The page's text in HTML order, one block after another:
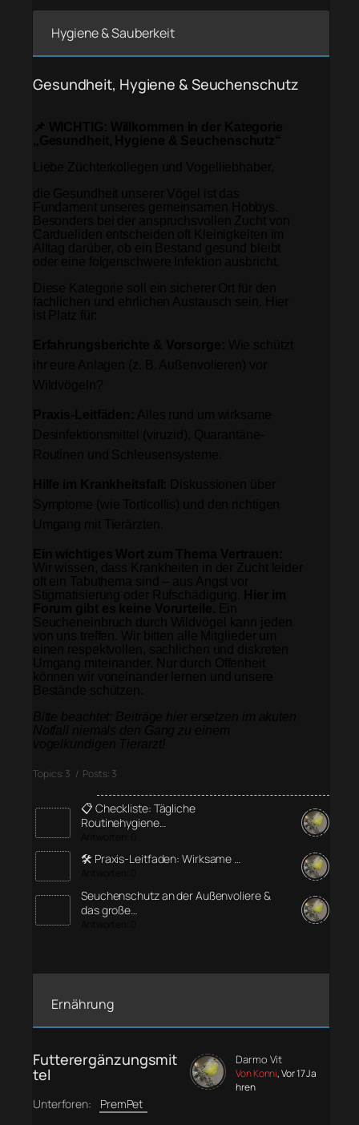
Hygiene & Sauberkeit
Gesundheit, Hygiene & Seuchenschutz
Topics: 3 / Posts: 3
📋 Checkliste: Tägliche
Routinehygiene…
🛠️ Praxis-Leitfaden: Wirksame …
Seuchenschutz an der Außenvoliere &
das große…
Ernährung
Futterergänzungsmit
tel
Unterforen: PremPet
Darmo Vit
Von Konni, Vor 17 Ja
hren